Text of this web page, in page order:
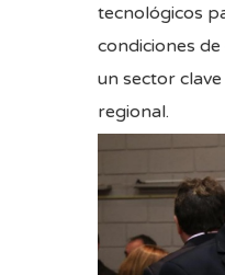
tecnológicos
condiciones
un sector
regional.